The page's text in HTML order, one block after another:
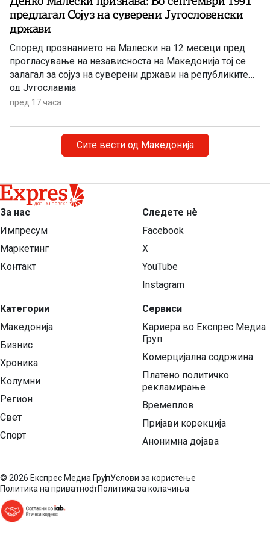
предлагал Сојуз на суверени Југословенски
држави
Според прознанието на Малески на 12 месеци пред
прогласување на независноста на Македонија тој се
залагал за сојуз на суверени држави на републиките
од Југославија
пред 17 часа
Сите вести од Македонија
За нас
Импресум
Маркетинг
Контакт
Категории
Македонија
Бизнис
Хроника
Колумни
Регион
Свет
Спорт
Следете нѐ
Facebook
X
YouTube
Instagram
Сервиси
Кариера во Експрес Медиа
Груп
Комерцијална содржина
Платено политичко
рекламирање
Времеплов
Пријави корекција
Анонимна дојава
© 2026 Експрес Медиа ГрупУслови за користење
Политика на приватностПолитика за колачиња